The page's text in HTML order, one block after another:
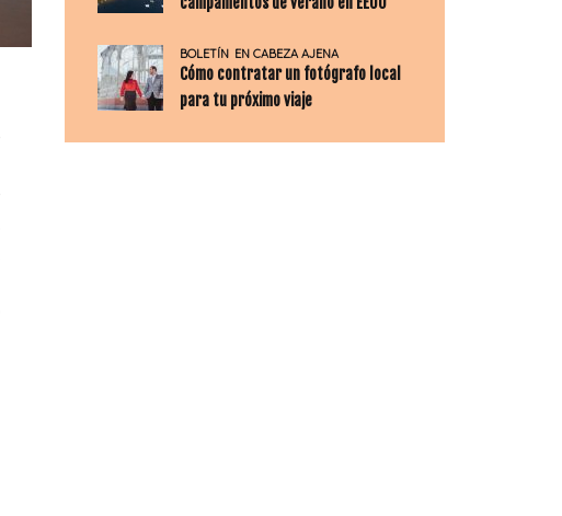
BOLETÍN EN CABEZA AJENA
Cómo contratar un fotógrafo local
para tu próximo viaje